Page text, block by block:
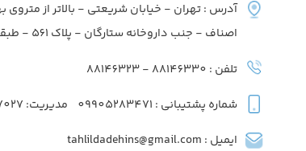
آدرس : تهران - خیابان شریعتی - بالاتر از متروی
اصناف - جنب داروخانه ستارگان - پلاک 561 - طبقه2 - واحد7
تلفن : 88146330 - 88146323
شماره پشتیبانی : 09905283471 مدیریت: 09039737027
ایمیل : tahlildadehins@gmail.com